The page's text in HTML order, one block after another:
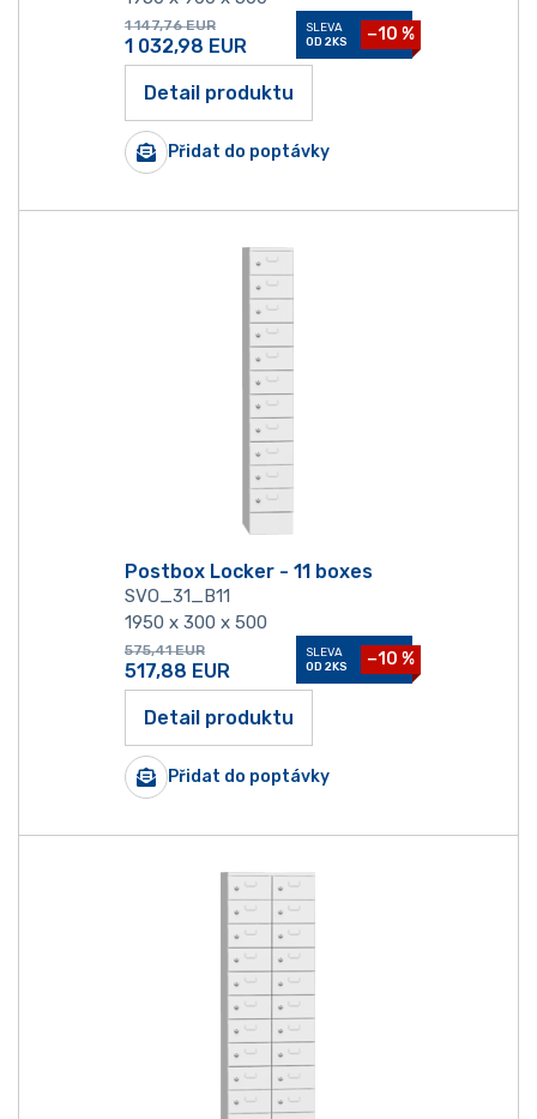
1 147,76 EUR
1 032,98 EUR
SLEVA
OD 2KS
−10 %
Detail produktu
Přidat do poptávky
Postbox Locker - 11 boxes
SVO_31_B11
1950 x 300 x 500
575,41 EUR
517,88 EUR
SLEVA
OD 2KS
−10 %
Detail produktu
Přidat do poptávky